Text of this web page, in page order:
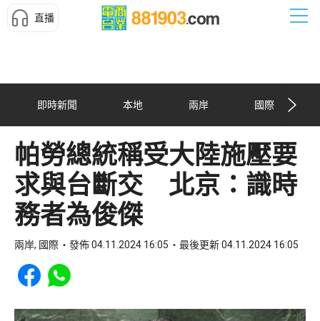
直播
即時新聞 本地 兩岸 國際
帕勞總統稱受大陸施壓要
求與台斷交 北京：識時
務者為俊傑
兩岸, 國際 發佈 04.11.2024 16:05 最後更新 04.11.2024 16:05
Share to Facebook
Share to WhatsApp